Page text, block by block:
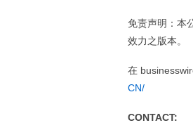
免责声明：本
效力之版本。
在
CN/
CONTACT: